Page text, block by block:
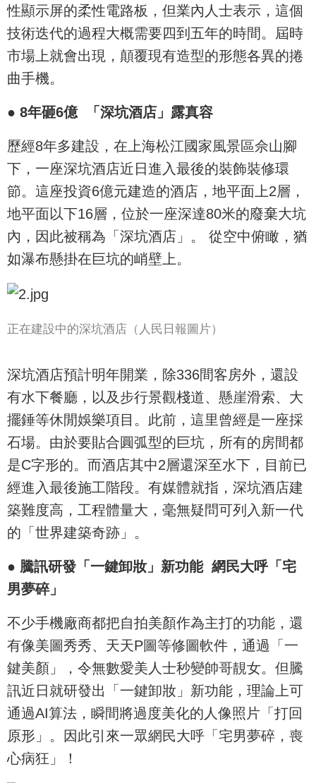
性顯示屏的柔性電路板，但業內人士表示，這個
技術迭代的過程大概需要四到五年的時間。屆時
市場上就會出現，顛覆現有造型的形態各異的捲
曲手機。
● 8年砸6億 「深坑酒店」露真容
歷經8年多建設，在上海松江國家風景區佘山腳
下，一座深坑酒店近日進入最後的裝飾裝修環
節。這座投資6億元建造的酒店，地平面上2層，
地平面以下16層，位於一座深達80米的廢棄大坑
內，因此被稱為「深坑酒店」。 從空中俯瞰，猶
如瀑布懸掛在巨坑的峭壁上。
正在建設中的深坑酒店（人民日報圖片）
深坑酒店預計明年開業，除336間客房外，還設
有水下餐廳，以及步行景觀棧道、懸崖滑索、大
擺錘等休閒娛樂項目。此前，這里曾經是一座採
石場。由於要貼合圓弧型的巨坑，所有的房間都
是C字形的。而酒店其中2層還深至水下，目前已
經進入最後施工階段。有媒體就指，深坑酒店建
築難度高，工程體量大，毫無疑問可列入新一代
的「世界建築奇跡」。
● 騰訊研發「一鍵卸妝」新功能 網民大呼「宅
男夢碎」
不少手機廠商都把自拍美顏作為主打的功能，還
有像美圖秀秀、天天P圖等修圖軟件，通過「一
鍵美顏」，令無數愛美人士秒變帥哥靚女。但騰
訊近日就研發出「一鍵卸妝」新功能，理論上可
通過AI算法，瞬間將過度美化的人像照片「打回
原形」。因此引來一眾網民大呼「宅男夢碎，喪
心病狂」！